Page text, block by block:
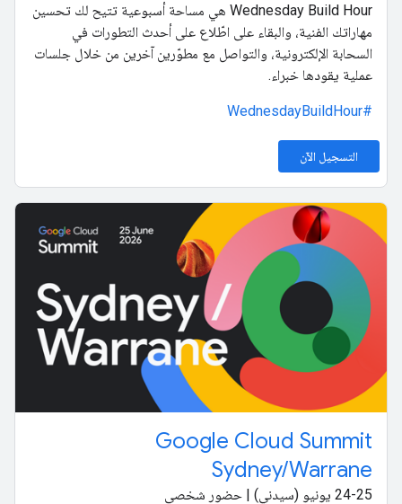
‫Wednesday Build Hour هي مساحة أسبوعية تتيح لك تحسين
مهاراتك الفنية، والبقاء على اطّلاع على أحدث التطورات في
السحابة الإلكترونية، والتواصل مع مطوّرين آخرين من خلال جلسات
عملية يقودها خبراء.
#WednesdayBuildHour
التسجيل الآن
Google Cloud Summit
Sydney/Warrane
‫24-25 يونيو (سيدني) | حضور شخصي